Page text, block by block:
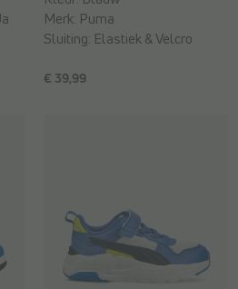
€ 39,99
Merk: Puma
Sluiting: Elastiek & Velcro